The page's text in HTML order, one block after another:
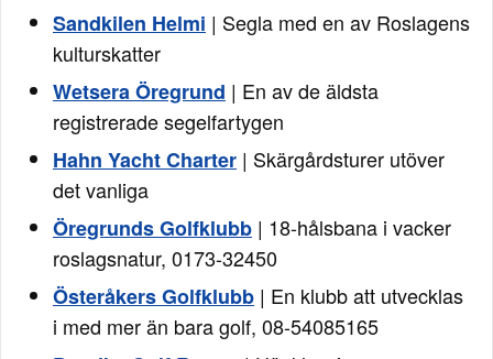
Sandkilen Helmi | Segla med en av Roslagens
kulturskatter
Wetsera Öregrund | En av de äldsta
registrerade segelfartygen
Hahn Yacht Charter | Skärgårdsturer utöver
det vanliga
Öregrunds Golfklubb | 18-hålsbana i vacker
roslagsnatur, 0173-32450
Österåkers Golfklubb | En klubb att utvecklas
i med mer än bara golf, 08-54085165